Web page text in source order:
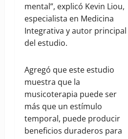
mental”, explicó Kevin Liou,
especialista en Medicina
Integrativa y autor principal
del estudio.
Agregó que este estudio
muestra que la
musicoterapia puede ser
más que un estímulo
temporal, puede producir
beneficios duraderos para